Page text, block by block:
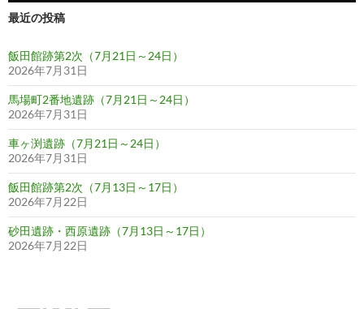
ョ
最近の投稿
飯田館跡第2次（7月21日～24日）
2026年7月31日
馬場町2番地遺跡（7月21日～24日）
2026年7月31日
車ヶ渕遺跡（7月21日～24日）
2026年7月31日
飯田館跡第2次（7月13日～17日）
2026年7月22日
砂田遺跡・西原遺跡（7月13日～17日）
2026年7月22日